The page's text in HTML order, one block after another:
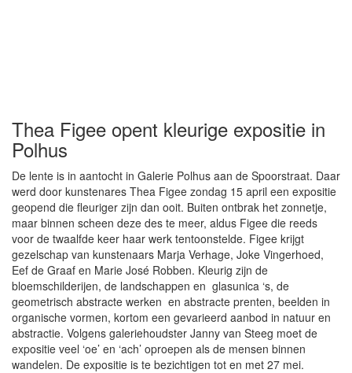
Thea Figee opent kleurige expositie in
Polhus
De lente is in aantocht in Galerie Polhus aan de Spoorstraat. Daar
werd door kunstenares Thea Figee zondag 15 april een expositie
geopend die fleuriger zijn dan ooit. Buiten ontbrak het zonnetje,
maar binnen scheen deze des te meer, aldus Figee die reeds
voor de twaalfde keer haar werk tentoonstelde. Figee krijgt
gezelschap van kunstenaars Marja Verhage, Joke Vingerhoed,
Eef de Graaf en Marie José Robben. Kleurig zijn de
bloemschilderijen, de landschappen en glasunica ‘s, de
geometrisch abstracte werken en abstracte prenten, beelden in
organische vormen, kortom een gevarieerd aanbod in natuur en
abstractie. Volgens galeriehoudster Janny van Steeg moet de
expositie veel ‘oe’ en ‘ach’ oproepen als de mensen binnen
wandelen. De expositie is te bezichtigen tot en met 27 mei.